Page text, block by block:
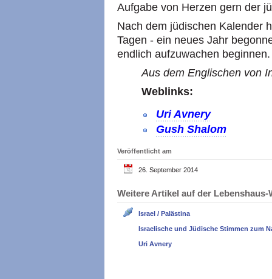
Aufgabe von Herzen gern der
Nach dem jüdischen Kalender
Tagen - ein neues Jahr
endlich aufzuwachen beginnen.
Aus dem Englischen von
Weblinks:
Uri Avnery
Gush Shalom
Veröffentlicht am
26. September 2014
Weitere Artikel auf der
Israel / Palästina
Israelische und Jüdische Stimmen zum
Uri Avnery